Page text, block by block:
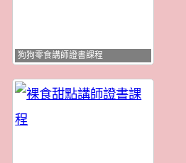
狗狗零食講師證書課程